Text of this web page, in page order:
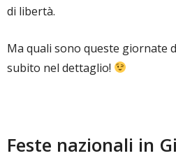
di libertà.
Ma quali sono queste giornate
subito nel dettaglio!
Feste nazionali in